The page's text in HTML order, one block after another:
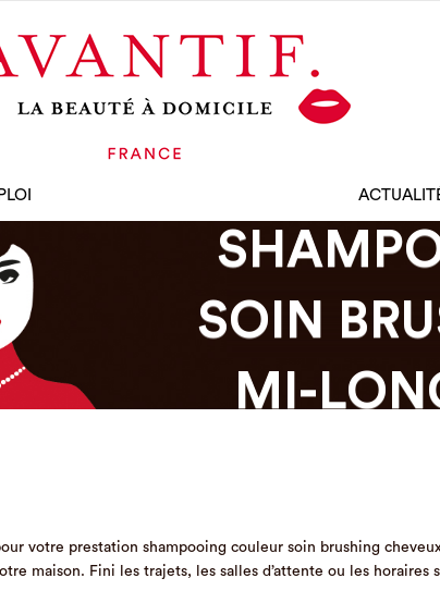
SOIN
MI-
votre prestation shampooing couleur soin brushing
maison. Fini les trajets, les salles d’attente ou les horaires